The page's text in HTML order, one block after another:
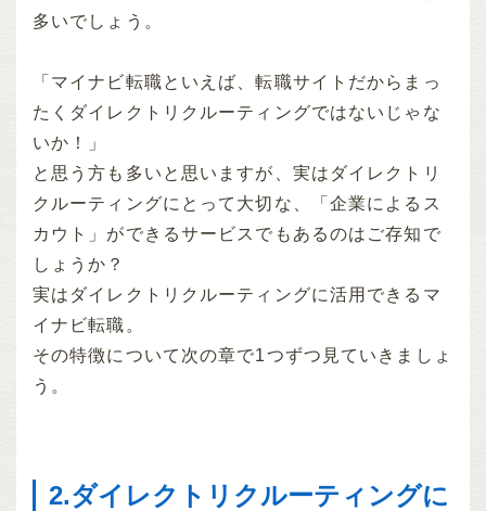
多いでしょう。
「マイナビ転職といえば、転職サイトだからまっ
たくダイレクトリクルーティングではないじゃな
いか！」
と思う方も多いと思いますが、実はダイレクトリ
クルーティングにとって大切な、「企業によるス
カウト」ができるサービスでもあるのはご存知で
しょうか？
実はダイレクトリクルーティングに活用できるマ
イナビ転職。
その特徴について次の章で1つずつ見ていきましょ
う。
2.ダイレクトリクルーティングに